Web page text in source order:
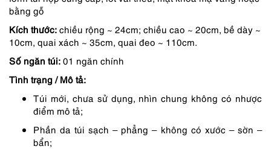
bằng gỗ
Kích thước: chiều rộng ~ 24cm; chiều cao ~ 20cm, bề dày ~
10cm, quai xách ~ 35cm, quai đeo ~ 110cm.
Số ngăn túi: 01 ngăn chính
Tình trạng / Mô tả:
Túi mới, chưa sử dụng, nhìn chung không có nhược
điểm mô tả;
Phần da túi sạch – phẳng – không có xước – sờn –
bẩn;